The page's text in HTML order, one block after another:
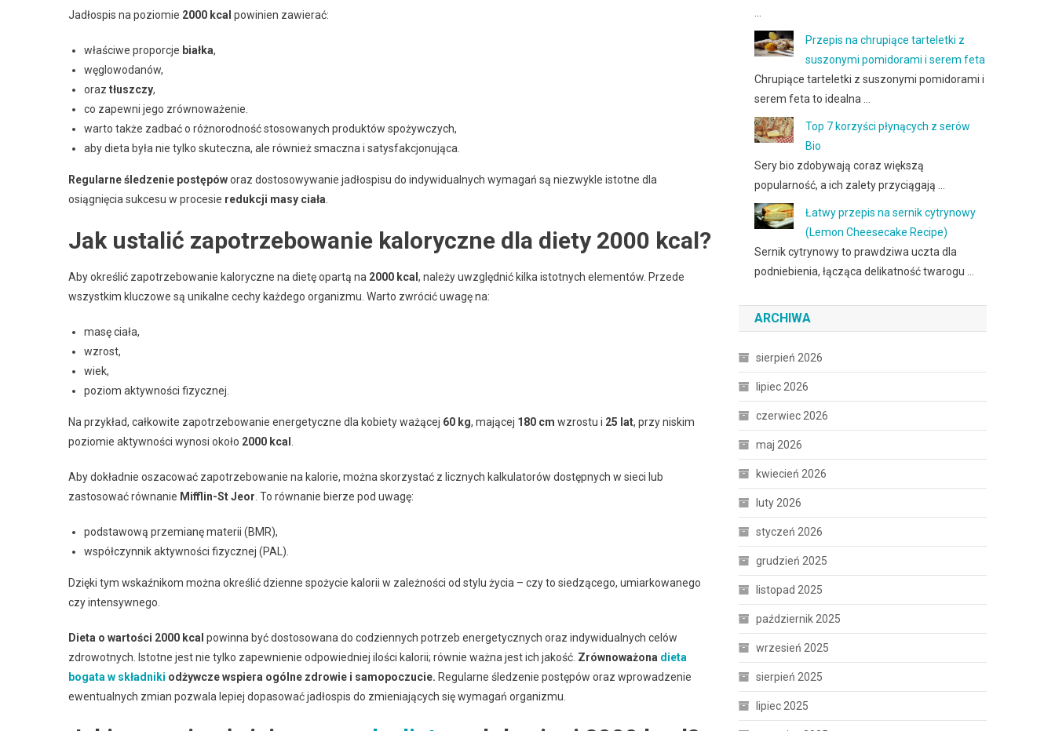
Jadłospis na poziomie 2000 kcal powinien zawierać:
właściwe proporcje białka,
węglowodanów,
oraz tłuszczy,
co zapewni jego zrównoważenie.
warto także zadbać o różnorodność stosowanych produktów spożywczych,
aby dieta była nie tylko skuteczna, ale również smaczna i satysfakcjonująca.
Regularne śledzenie postępóworaz dostosowywanie jadłospisu do indywidualnych wymagań są niezwykle istotne dla
osiągnięcia sukcesu w procesie redukcji masy ciała
Jak ustalić zapotrzebowanie kaloryczne dla diety 2000 kcal?
Aby określić zapotrzebowanie kaloryczne na dietę opartą na 2000 kcal , należy uwzględnić kilka istotnych elementów. Przede
wszystkim kluczowe są unikalne cechy każdego organizmu. Warto zwrócić uwagę na:
masę ciała,
wzrost,
wiek,
poziom aktywności fizycznej.
Na przykład, całkowite zapotrzebowanie energetyczne dla kobiety ważącej 60 kg, mającej 180 cm wzrostu i 25 lat, przy niskim
poziomie aktywności wynosi około 2000 kcal
Aby dokładnie oszacować zapotrzebowanie na kalorie, można skorzystać z licznych kalkulatorów dostępnych w sieci lub
zastosować równanie Mifflin-St Jeor . To równanie bierze pod uwagę:
podstawową przemianę materii (BMR),
współczynnik aktywności fizycznej (PAL).
Dzięki tym wskaźnikom można określić dzienne spożycie kalorii w zależności od stylu życia – czy to siedzącego, umiarkowanego
czy intensywnego.
Dieta o wartości 2000 kcal powinna być dostosowana do codziennych potrzeb energetycznych oraz indywidualnych celów
zdrowotnych. Istotne jest nie tylko zapewnienie odpowiedniej ilości kalorii; równie ważna jest ich jakość. Zrównoważona dieta
bogata w składniki odżywcze wspiera ogólne zdrowie i samopoczucie. Regularne śledzenie postępów oraz wprowadzenie
ewentualnych zmian pozwala lepiej dopasować jadłospis do zmieniających się wymagań organizmu.
Przepis na chrupiące tarteletki z
suszonymi pomidorami i serem feta
Chrupiące tarteletki z suszonymi pomidorami i
serem feta to idealna …
Top 7 korzyści płynących z serów
Bio
Sery bio zdobywają coraz większą
popularność, a ich zalety przyciągają …
Łatwy przepis na sernik cytrynowy
(Lemon Cheesecake Recipe)
Sernik cytrynowy to prawdziwa uczta dla
podniebienia, łącząca delikatność twarogu …
ARCHIWA
sierpień 2026
lipiec 2026
czerwiec 2026
maj 2026
kwiecień 2026
luty 2026
styczeń 2026
grudzień 2025
listopad 2025
październik 2025
wrzesień 2025
sierpień 2025
lipiec 2025